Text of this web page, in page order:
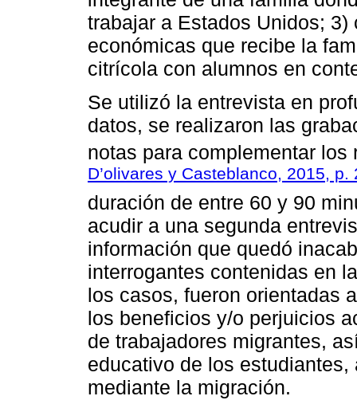
trabajar a Estados Unidos;
económicas que recibe la
citrícola con alumnos en
Se utilizó la entrevista en
datos, se realizaron las
notas para complementar los
D’olivares y Casteblanco, 2015, p.
duración de entre 60 y 90
acudir a una segunda
información que quedó
interrogantes contenidas en
los casos, fueron orientadas
los beneficios y/o perjuicios
de trabajadores migrantes,
educativo de los
mediante la migración.